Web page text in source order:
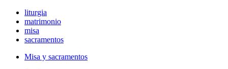
liturgia
matrimonio
misa
sacramentos
Misa y sacramentos